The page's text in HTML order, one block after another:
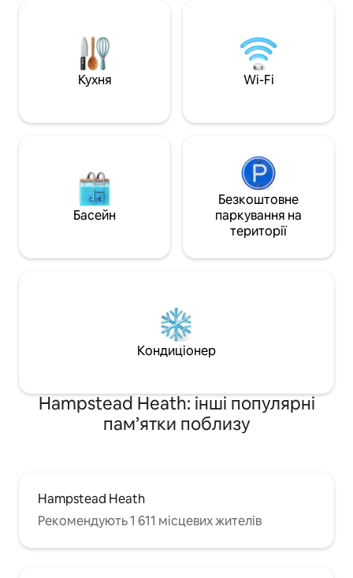
станцій метро, надземного метро та
залізничних станцій Thameslink –
7 хвилин до Сент-Панкрас і прямих
поїздів до Лондона та Гатвіка.
Ресторани
знаходяться
лондонська база
професіоналів,
Кухня Wi-Fi
Басейн
Безкоштовне
паркування на
території
Кондиціонер
Hampstead Heath: інші популярні
пам’ятки поблизу
Hampstead Heath
Рекомендують 1 611 місцевих жителів